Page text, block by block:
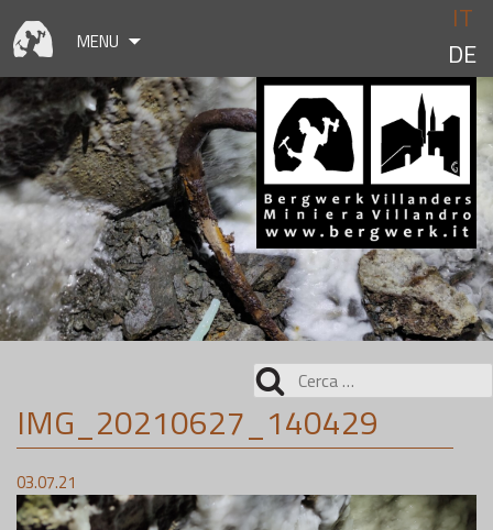
to
content
MENU
IT
DE
Ricerca
per:
IMG_20210627_140429
03.07.21